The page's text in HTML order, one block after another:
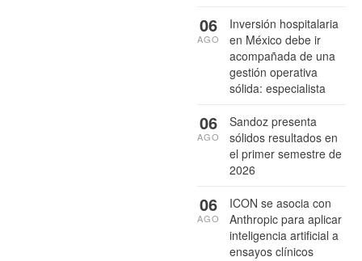
Inversión hospitalaria
en México debe ir
acompañada de una
gestión operativa
sólida: especialista
06
AGO
Sandoz presenta
sólidos resultados en
el primer semestre de
2026
06
AGO
ICON se asocia con
Anthropic para aplicar
inteligencia artificial a
ensayos clínicos
06
AGO